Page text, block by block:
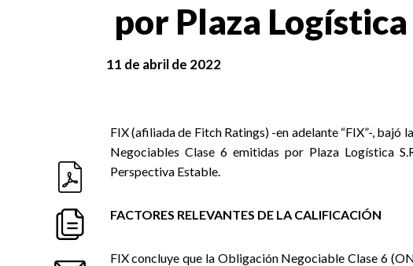
por Plaza Logística
11 de abril de 2022
FIX (afiliada de Fitch Ratings) -en adelante “FIX”-,
Negociables Clase 6 emitidas por Plaza Logística
Perspectiva Estable.
FACTORES RELEVANTES DE LA CALIFICACIÓN
FIX concluye que la Obligación Negociable Clase 6